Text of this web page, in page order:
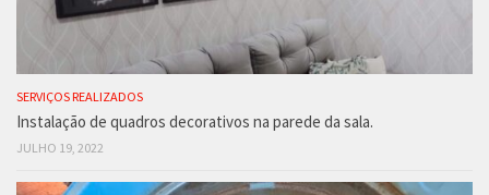
SERVIÇOS REALIZADOS
Instalação de quadros decorativos na parede da sala.
JULHO 19, 2022